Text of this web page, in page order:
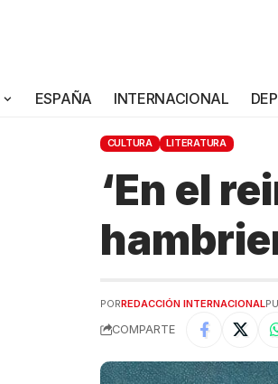
ESPAÑA INTERNACIONAL
CULTURA LITERATURA
‘En el
PORREDACCIÓN INTERNACIONAL
COMPARTE